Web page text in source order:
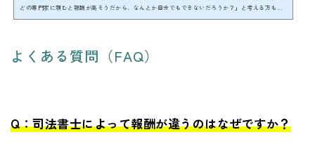
どの専門家に頼むと報酬が高そうだから、なんとか自分でもできないだろうか？」と考える方も少
なくないのではないでしょうか。 特に2024年（令和6年）4月1日からは相続登記が法律で義務化さ
記を自分で行うことは可能です。しかし、途中で...
よくある質問（FAQ）
Q：司法書士によって報酬が違うのはなぜですか？